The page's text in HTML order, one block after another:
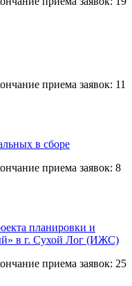
приема заявок: 11
в сборе
приема заявок: 8
планировки и
в г. Сухой Лог (ИЖС)
приема заявок: 25